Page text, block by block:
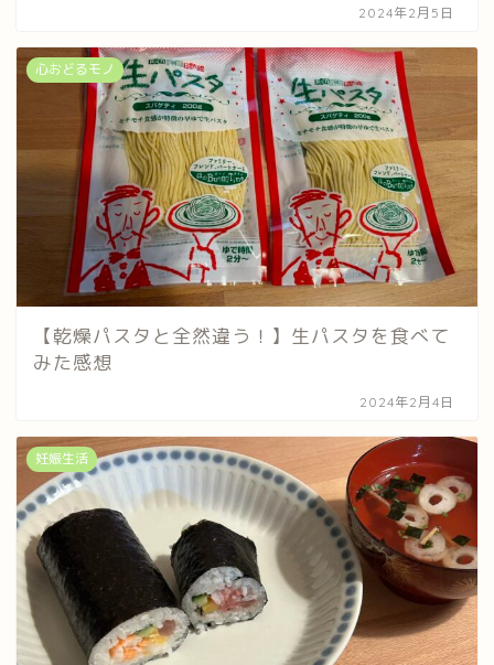
2024年2月5日
心おどるモノ
【乾燥パスタと全然違う！】生パスタを食べて
みた感想
2024年2月4日
妊娠生活